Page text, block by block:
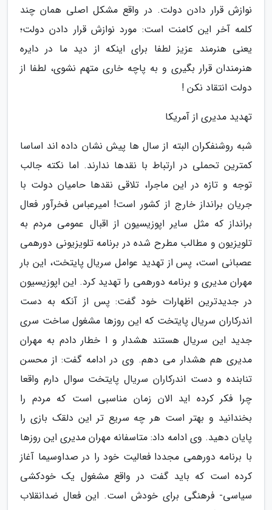
نوازش قرار دادن دولت. در واقع مشکل اصلی همان چند
کلمه آخر این کامنت است: مورد نوازش قرار دادن دولت؛
یعنی هنرمند عزیز لطفا برای اینکه از دید ما در دایره
هنرمندان قرار بگیری و به پاچه خاری متهم نشوی، لطفا از
دولت انتقاد نکن !
تهدید مدیری از آمریکا
شبه روشنفکران البته از سال ها پیش نشان داده اند اساسا
کمترین تحملی در ارتباط با نقدها ندارند. اما نکته جالب
توجه و تازه در این ماجرا، تلاقی نقدها حامیان دولت با
جریان برانداز خارج از کشور است! امیرعباس فخرآور فعال
برانداز که مثل سایر اپوزیسیون از اقبال عمومی مردم به
تلویزیون و مطالب مطرح شده در برنامه تلویزیونی دورهمی
عصبانی است، پس از تهدید عوامل سریال پایتخت، این بار
مهران مدیری و برنامه دورهمی را تهدید کرد. این اپوزیسیون
در جدیدترین اظهارات خود گفت: پس از آنکه به دست
اندرکاران سریال پایتخت که این روزها مشغول ساخت سری
جدید این سریال هستند هشدار و ا خطار دادم به مهران
مدیری هم هشدار می دهم. وی در ادامه گفت: از محسن
تنابنده و دست اندرکاران سریال پایتخت سوال دارم واقعا
چرا فکر کرده اید الان زمان مناسبی است که مردم را
بخندانید و بهتر است هر چه سریع تر این دلقک بازی را
پایان دهید. وی ادامه داد: متاسفانه مهران مدیری این روزها
با برنامه دورهمی مجددا فعالیت خود را در صداوسیما آغاز
کرده است که باید گفت در واقع مشغول یک خودکشی
سیاسی- فرهنگی برای خودش است. این فعال ضدانقلاب